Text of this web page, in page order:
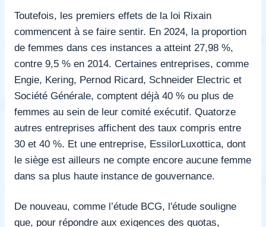
Toutefois, les premiers effets de la loi Rixain
commencent à se faire sentir. En 2024, la proportion
de femmes dans ces instances a atteint 27,98 %,
contre 9,5 % en 2014. Certaines entreprises, comme
Engie, Kering, Pernod Ricard, Schneider Electric et
Société Générale, comptent déjà 40 % ou plus de
femmes au sein de leur comité exécutif. Quatorze
autres entreprises affichent des taux compris entre
30 et 40 %. Et une entreprise, EssilorLuxottica, dont
le siège est ailleurs ne compte encore aucune femme
dans sa plus haute instance de gouvernance.
De nouveau, comme l’étude BCG, l'étude souligne
que, pour répondre aux exigences des quotas,